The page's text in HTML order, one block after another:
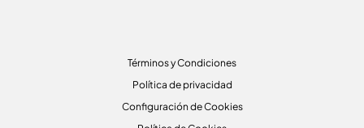
Términos y Condiciones
Política de privacidad
Configuración de Cookies